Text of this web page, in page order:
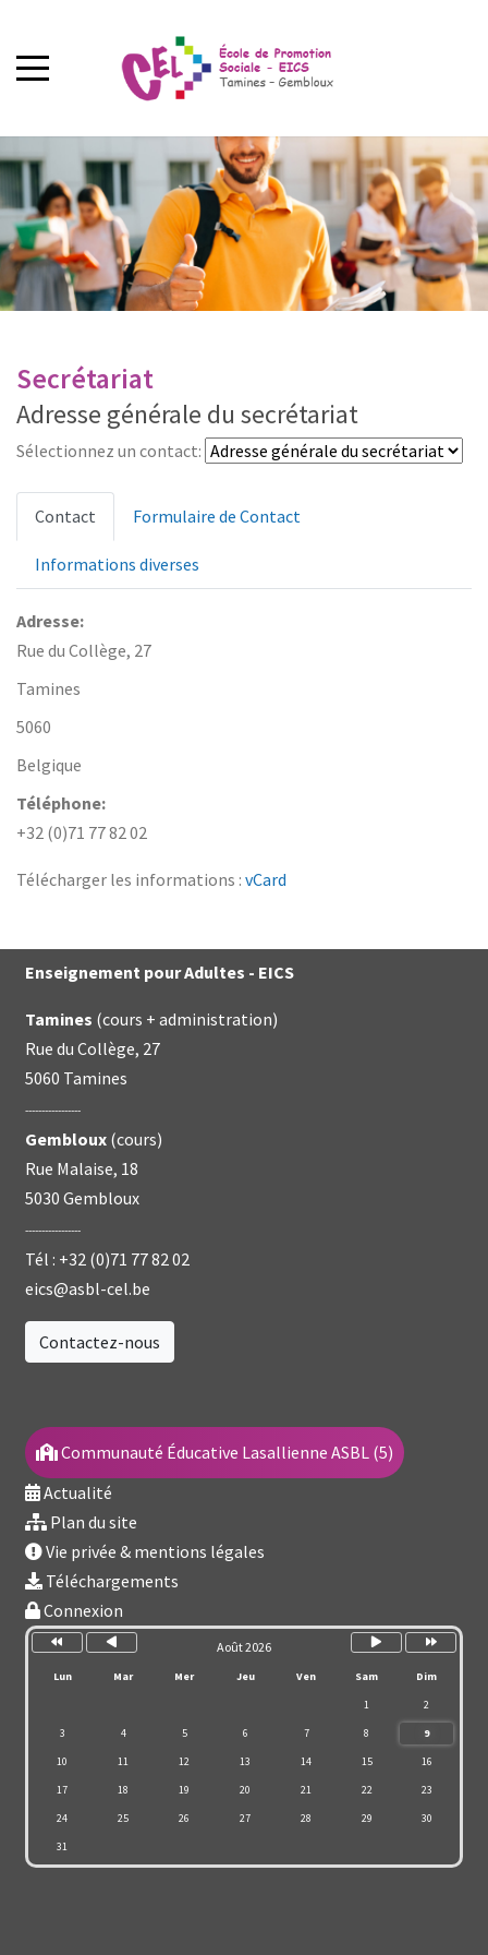
Secrétariat
Adresse générale du secrétariat
Sélectionnez un contact:
Contact Formulaire de Contact
Informations diverses
Adresse:
Rue du Collège, 27
Tamines
5060
Belgique
Téléphone:
+32 (0)71 77 82 02
Télécharger les informations : vCard
Enseignement pour Adultes - EICS
Tamines (cours + administration)
Rue du Collège, 27
5060 Tamines
-----------------
Gembloux (cours)
Rue Malaise, 18
5030 Gembloux
-----------------
Tél : +32 (0)71 77 82 02
eics@asbl-cel.be
Contactez-nous
Communauté Éducative Lasallienne ASBL (5)
Actualité
Plan du site
Vie privée & mentions légales
Téléchargements
Connexion
Année
précédente
Mois
précédent
suivante
suivant
Août 2026
Lun Mar Mer Jeu Ven Sam
Dim
1
2
3
4 5 6 7 8
9
10
11 12 13 14 15
16
17
18 19 20 21 22
23
24
25 26 27 28 29
30
31